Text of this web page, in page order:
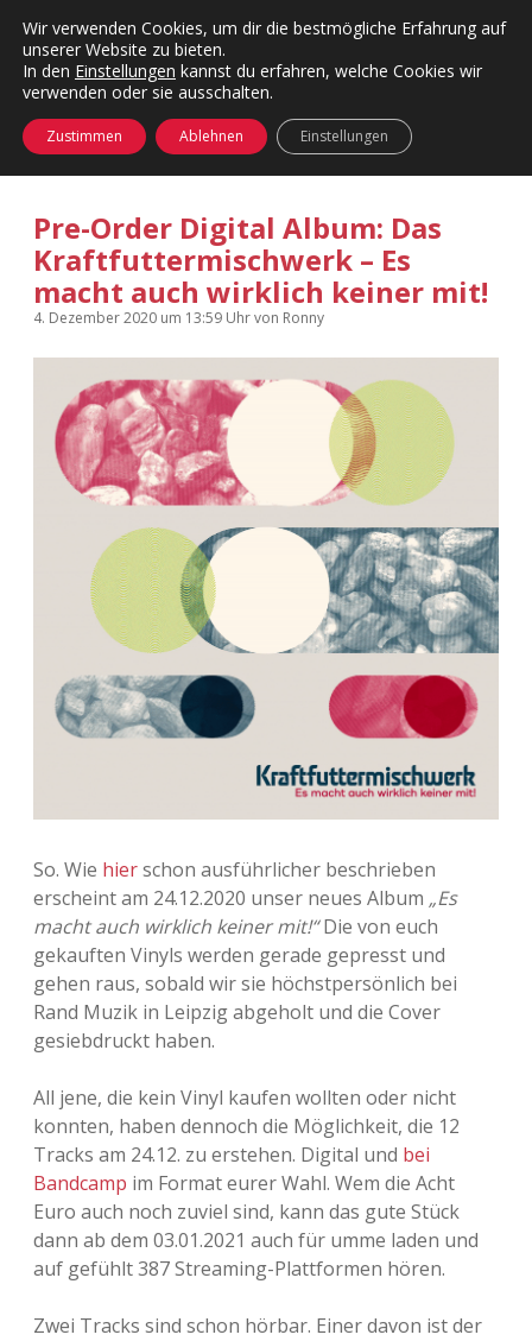
Kategorien
Menü
24 Hours Chilling
Die Wende
Doku
KFMW-Disco
Kopfkinomusik
Nur mal so
Täglicher Sinnwahn
Wandnotizen
KFMW-Disco
Dates
Instagrams
Contact
Menü
öffnen
Adventskalender 2010
Adventskalender 2011
Adventskalender 2012
Adventskalender 2013
Adventskalender 2014
Adventskalender 2015
Adventskalender 2016
Adventskalender 2017
Adventskalender 2019
Adventskalender 2020
Adventskalender 2021
Adventskalender 2023
Adventskalender 2024
facebook
instagramsoundcloud
vimeoBluesky
öffnen
Pre-Order Digital Album: Das
Kraftfuttermischwerk – Es
macht auch wirklich keiner mit!
4. Dezember 2020 um 13:59 Uhrvon Ronny
So. Wie hierschon ausführlicher beschrieben
erscheint am 24.12.2020 unser neues Album „Es
macht auch wirklich keiner mit!“Die von euch
gekauften Vinyls werden gerade gepresst und
gehen raus, sobald wir sie höchstpersönlich bei
Rand Muzik in Leipzig abgeholt und die Cover
gesiebdruckt haben.
All jene, die kein Vinyl kaufen wollten oder nicht
konnten, haben dennoch die Möglichkeit, die 12
Tracks am 24.12. zu erstehen. Digital und bei
Bandcamp im Format eurer Wahl. Wem die Acht
Euro auch noch zuviel sind, kann das gute Stück
dann ab dem 03.01.2021 auch für umme laden und
auf gefühlt 387 Streaming-Plattformen hören.
Zwei Tracks sind schon hörbar. Einer davon ist der
Wir verwenden Cookies, um dir die bestmögliche Erfahrung auf
unserer Website zu bieten.
In den Einstellungen kannst du erfahren, welche Cookies wir
verwenden oder sie ausschalten.
Zustimmen Ablehnen Einstellungen